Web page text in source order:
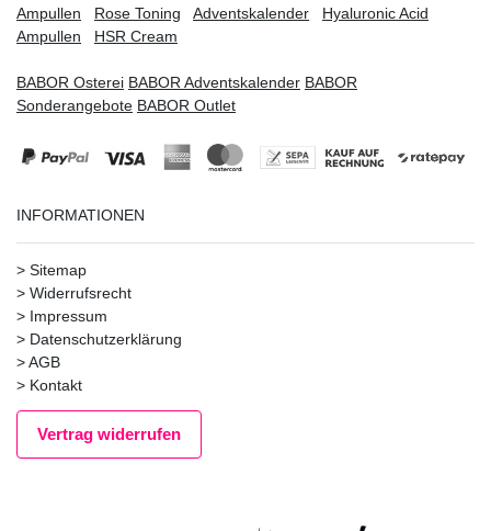
Ampullen
Rose Toning Adventskalender
Hyaluronic Acid
Ampullen
HSR Cream
BABOR Osterei BABOR Adventskalender BABOR
Sonderangebote BABOR Outlet
INFORMATIONEN
> Sitemap
> Widerrufsrecht
> Impressum
> Datenschutzerklärung
>AGB
> Kontakt
Vertrag widerrufen